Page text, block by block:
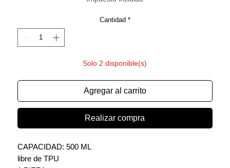
Cantidad *
Solo 2 disponible(s)
Agregar al carrito
Realizar compra
CAPACIDAD: 500 ML
libre de TPU